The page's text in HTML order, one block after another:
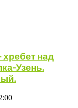
над
Узень.